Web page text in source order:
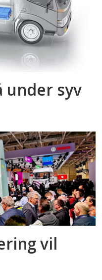
under syv
vil